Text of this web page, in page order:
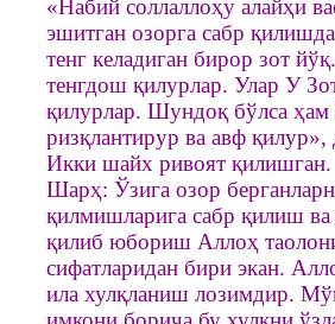
«Набий соллаллоҳу алайҳи
эшитган озорга сабр
тенг келадиган бирор зот
тенгдош қилурлар. Улар У
қилурлар. Шундоқ бўлса ҳам
ризқлантирур ва авф қилур»,
Икки шайх ривоят қилишган.
Шарҳ: Ўзига озор
қилмишларига сабр қилиш ва
қилиб юбориш Аллоҳ
сифатларидан бири экан.
ила хулқланиш лозимдир.